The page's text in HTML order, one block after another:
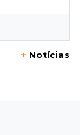
+ Notícias